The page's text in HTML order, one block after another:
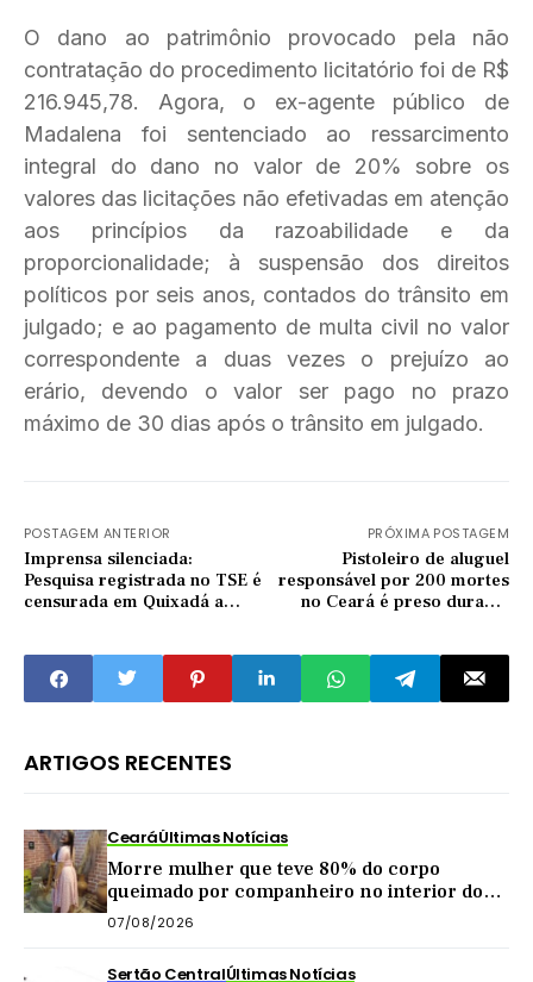
O dano ao patrimônio provocado pela não
contratação do procedimento licitatório foi de R$
216.945,78. Agora, o ex-agente público de
Madalena foi sentenciado ao ressarcimento
integral do dano no valor de 20% sobre os
valores das licitações não efetivadas em atenção
aos princípios da razoabilidade e da
proporcionalidade; à suspensão dos direitos
políticos por seis anos, contados do trânsito em
julgado; e ao pagamento de multa civil no valor
correspondente a duas vezes o prejuízo ao
erário, devendo o valor ser pago no prazo
máximo de 30 dias após o trânsito em julgado.
POSTAGEM ANTERIOR
Imprensa silenciada:
Pesquisa registrada no TSE é
censurada em Quixadá a
PRÓXIMA POSTAGEM
Pistoleiro de aluguel
responsável por 200 mortes
no Ceará é preso durante
ARTIGOS RECENTES
CearáÚltimas Notícias
Morre mulher que teve 80% do corpo
queimado por companheiro no interior do
Ceará
07/08/2026
Sertão CentralÚltimas Notícias